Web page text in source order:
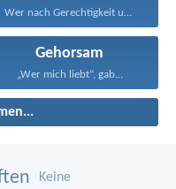
Wer nach Gerechtigkeit und...
Gehorsam
„Wer mich liebt“, gab...
Keine